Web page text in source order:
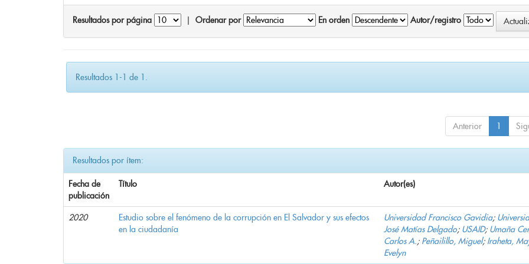
Resultados por página Ordenar por En orden Autor/registro
Resultados 1-1 de 1.
Anterior 1
Resultados por ítem:
Fecha de
publicación
Título Autor(es)
2020
Estudio sobre el fenómeno de la corrupción en El Salvador y sus efectos
en la ciudadanía
Universidad Francisco Gavidia;
José Matías Delgado; USAID; Umaña
Carlos A.; Peñailillo, Miguel; Iraheta,
Evelyn